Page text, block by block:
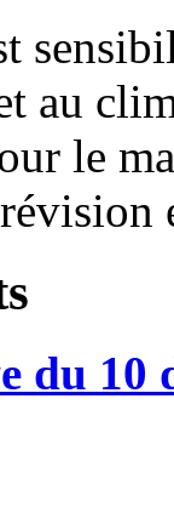
au
le
du 10